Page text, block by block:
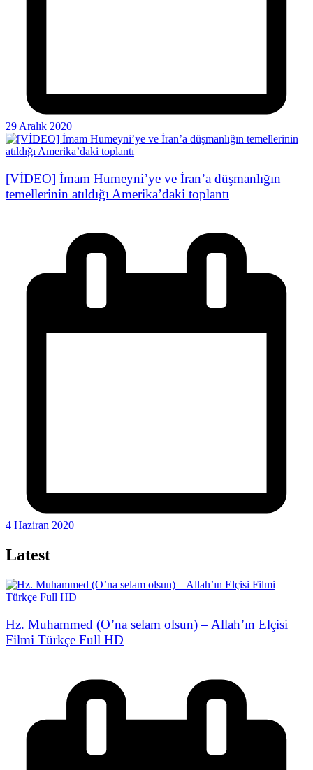
29 Aralık 2020
[VİDEO] İmam Humeyni’ye ve İran’a düşmanlığın
temellerinin atıldığı Amerika’daki toplantı
4 Haziran 2020
Latest
Hz. Muhammed (O’na selam olsun) – Allah’ın Elçisi
Filmi Türkçe Full HD